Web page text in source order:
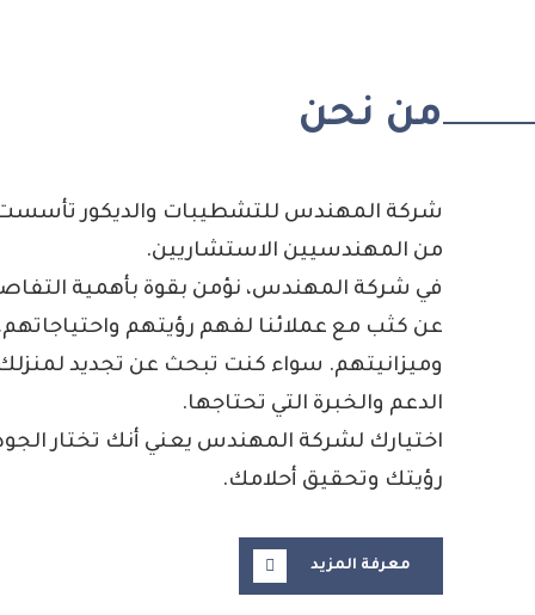
من نحن
شركة المهندس للتشطيبات والديكور
من المهندسيين الاستشاريين.
في شركة المهندس، نؤمن بقوة بأهمية
عن كثب مع عملائنا لفهم رؤيتهم
وميزانيتهم. سواء كنت تبحث عن تجديد
الدعم والخبرة التي تحتاجها.
اختيارك لشركة المهندس يعني أنك تختار
رؤيتك وتحقيق أحلامك.
معرفة المزيد